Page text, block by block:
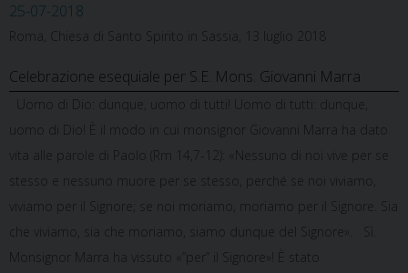
25-07-2018
Roma, Chiesa di Santo Spirito in Sassia, 13 luglio 2018
Celebrazione esequiale per S.E. Mons. Giovanni Marra
Uomo di Dio: dunque, uomo di tutti! Uomo di tutti: dunque,
uomo di Dio! È il modo in cui monsignor Giovanni Marra ha dato
vita alle parole di Paolo (Rm 14,7-12): «Nessuno di noi vive per se
stesso e nessuno muore per se stesso, perché se noi viviamo,
viviamo per il Signore; se noi moriamo, moriamo per il Signore. Sia
che viviamo, sia che moriamo, siamo dunque del Signore». Sì.
Monsignor Marra ha vissuto «”per” il Signore»! È stato